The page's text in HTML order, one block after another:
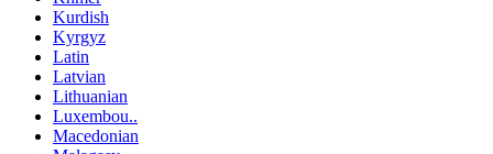
Kurdish
Kyrgyz
Latin
Latvian
Lithuanian
Luxembou..
Macedonian